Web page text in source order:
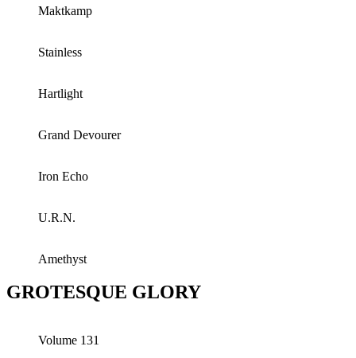
Maktkamp
Stainless
Hartlight
Grand Devourer
Iron Echo
U.R.N.
Amethyst
GROTESQUE GLORY
Volume 131